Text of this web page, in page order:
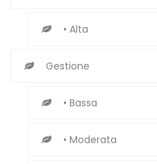
• Alta
Gestione
• Bassa
• Moderata